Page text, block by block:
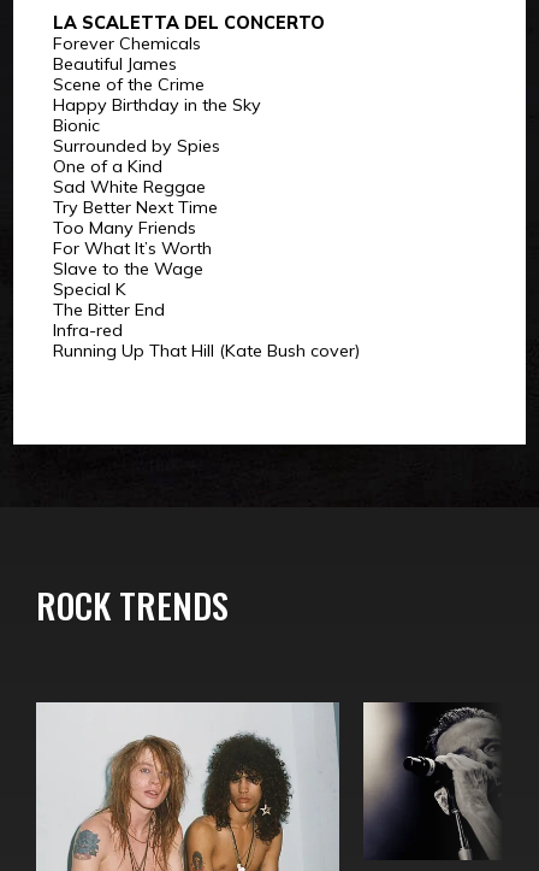
LA SCALETTA DEL CONCERTO
Forever Chemicals
Beautiful James
Scene of the Crime
Happy Birthday in the Sky
Bionic
Surrounded by Spies
One of a Kind
Sad White Reggae
Try Better Next Time
Too Many Friends
For What It’s Worth
Slave to the Wage
Special K
The Bitter End
Infra-red
Running Up That Hill (Kate Bush cover)
ROCK TRENDS